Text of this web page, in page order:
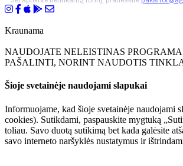
Kraunama
NAUDOJATE NELEISTINAS
PAŠALINTI, NORINT NAUDOTIS
Šioje svetainėje naudojami slapukai
Informuojame, kad šioje svetainėje naudojami
cookies). Sutikdami, paspauskite mygtuką
toliau. Savo duotą sutikimą bet kada galėsite
savo interneto naršyklės nustatymus ir